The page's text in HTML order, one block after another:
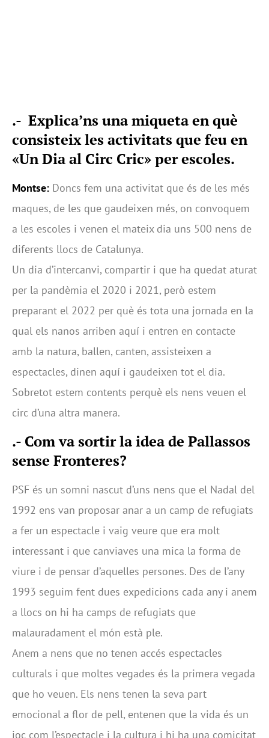
.- Explica’ns una miqueta en què
consisteix les activitats que feu en
«Un Dia al Circ Cric» per escoles.
Montse: Doncs fem una activitat que és de les més
maques, de les que gaudeixen més, on convoquem
a les escoles i venen el mateix dia uns 500 nens de
diferents llocs de Catalunya.
Un dia d’intercanvi, compartir i que ha quedat aturat
per la pandèmia el 2020 i 2021, però estem
preparant el 2022 per què és tota una jornada en la
qual els nanos arriben aquí i entren en contacte
amb la natura, ballen, canten, assisteixen a
espectacles, dinen aquí i gaudeixen tot el dia.
Sobretot estem contents perquè els nens veuen el
circ d’una altra manera.
.- Com va sortir la idea de Pallassos
sense Fronteres?
PSF és un somni nascut d’uns nens que el Nadal del
1992 ens van proposar anar a un camp de refugiats
a fer un espectacle i vaig veure que era molt
interessant i que canviaves una mica la forma de
viure i de pensar d’aquelles persones. Des de l’any
1993 seguim fent dues expedicions cada any i anem
a llocs on hi ha camps de refugiats que
malauradament el món està ple.
Anem a nens que no tenen accés espectacles
culturals i que moltes vegades és la primera vegada
que ho veuen. Els nens tenen la seva part
emocional a flor de pell, entenen que la vida és un
joc com l’espectacle i la cultura i hi ha una comicitat